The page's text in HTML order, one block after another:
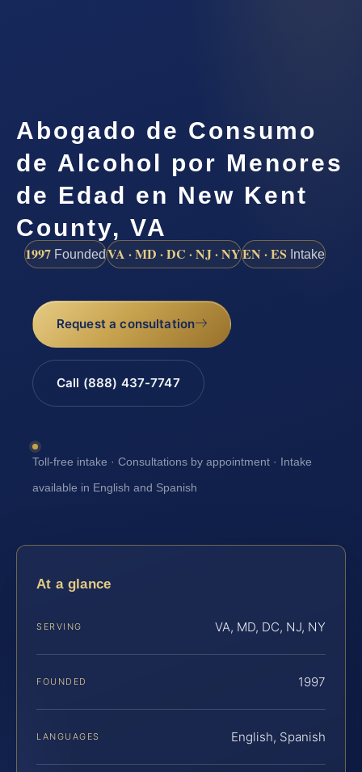
Abogado de Consumo
de Alcohol por Menores
de Edad en New Kent
County, VA
1997 FoundedVA · MD · DC · NJ · NYEN · ES Intake
Request a consultation
Call (888) 437-7747
Toll-free intake · Consultations by appointment · Intake
available in English and Spanish
At a glance
SERVING VA, MD, DC, NJ, NY
FOUNDED 1997
LANGUAGES English, Spanish